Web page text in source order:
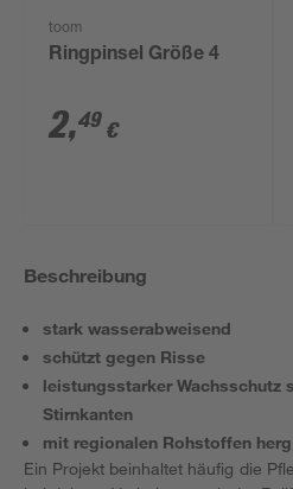
toom
Ringpinsel Größe 4
2,49 €
Beschreibung
stark wasserabweisend
schützt gegen Risse
leistungsstarker Wachsschutz
Stirnkanten
mit regionalen Rohstoffen
Ein Projekt beinhaltet häufig die